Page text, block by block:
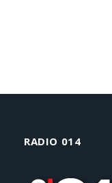
RADIO 014